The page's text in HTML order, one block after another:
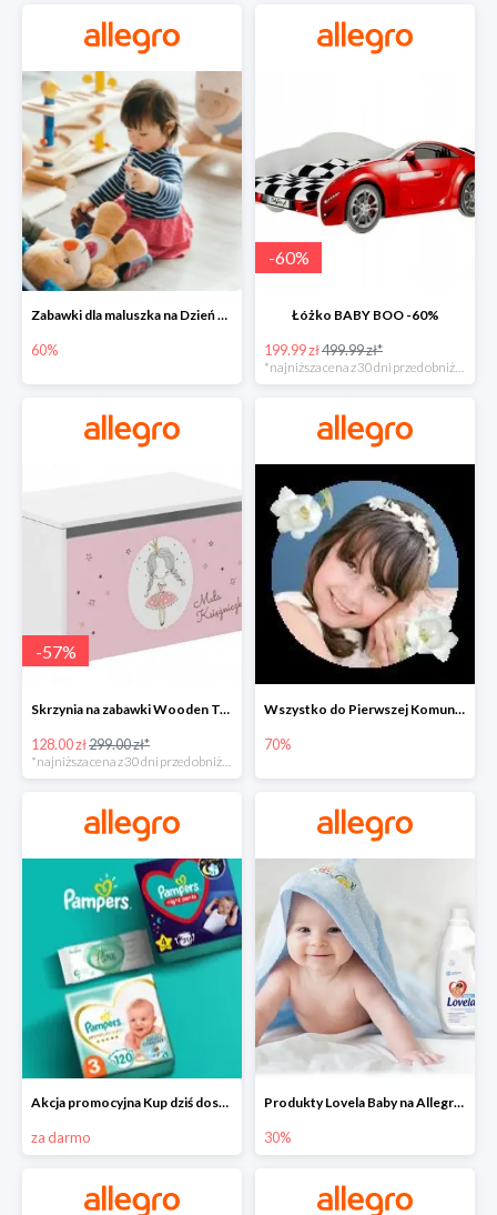
Zabawki dla maluszka na Dzień Dziecka na Allegro do -60%
60%
-60%
Łóżko BABY BOO -60%
199.99 zł499.99 zł*
*najniższa cena z 30 dni przed obniżką
-57%
Skrzynia na zabawki Wooden Toys -57%
128.00 zł299.00 zł*
Wszystko do Pierwszej Komunii na Allegro do -70%
70%
Akcja promocyjna Kup dziś dostawa jutro
za darmo
Produkty Lovela Baby na Allegro do -30%
30%